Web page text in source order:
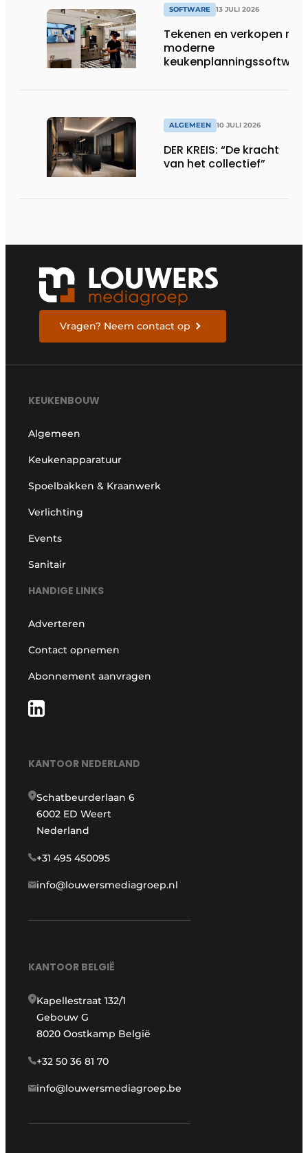
SOFTWARE 13 JULI 2026
Tekenen en verkopen met
moderne
keukenplanningssoftware
ALGEMEEN 10 JULI 2026
DER KREIS: “De kracht
van het collectief”
Vragen? Neem contact op
KEUKENBOUW
Algemeen
Keukenapparatuur
Spoelbakken & Kraanwerk
Verlichting
Events
Sanitair
HANDIGE LINKS
Adverteren
Contact opnemen
Abonnement aanvragen
KANTOOR NEDERLAND
Schatbeurderlaan 6
6002 ED Weert
Nederland
+31 495 450095
info@louwersmediagroep.nl
KANTOOR BELGIË
Kapellestraat 132/1
Gebouw G
8020 Oostkamp België
+32 50 36 81 70
info@louwersmediagroep.be